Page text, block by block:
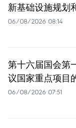
新基础设施规划
06/08/2026 08:14
第十六届国会第
议国家重点项目
06/08/2026 07:51